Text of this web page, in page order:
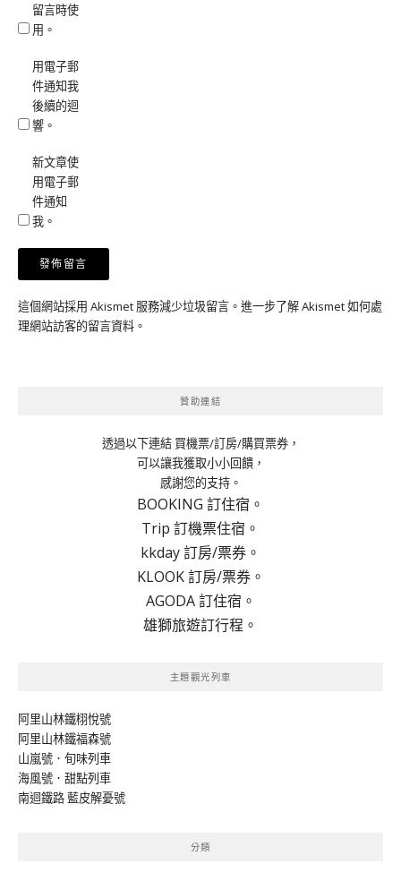
留言時使
用。
用電子郵
件通知我
後續的迴
響。
新文章使
用電子郵
件通知
我。
這個網站採用 Akismet 服務減少垃圾留言。 進一步了解 Akismet 如何處
理網站訪客的留言資料 。
贊助連結
透過以下連結 買機票/訂房/購買票券，
可以讓我獲取小小回饋，
感謝您的支持。
BOOKING 訂住宿。
Trip 訂機票住宿。
kkday 訂房/票券。
KLOOK 訂房/票券。
AGODA 訂住宿。
雄獅旅遊訂行程。
主題觀光列車
阿里山林鐵栩悅號
阿里山林鐵福森號
山嵐號．旬味列車
海風號．甜點列車
南迴鐵路 藍皮解憂號
分類